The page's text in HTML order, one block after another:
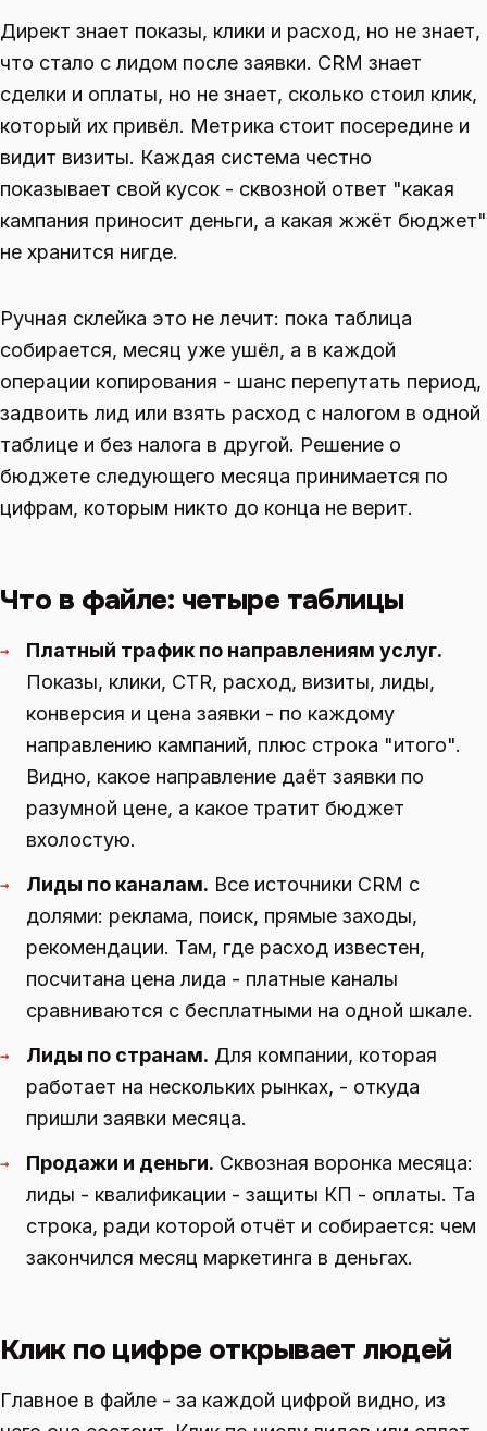
Директ знает показы, клики и расход, но не знает,
что стало с лидом после заявки. CRM знает
сделки и оплаты, но не знает, сколько стоил клик,
который их привёл. Метрика стоит посередине и
видит визиты. Каждая система честно
показывает свой кусок - сквозной ответ "какая
кампания приносит деньги, а какая жжёт бюджет"
не хранится нигде.
Ручная склейка это не лечит: пока таблица
собирается, месяц уже ушёл, а в каждой
операции копирования - шанс перепутать период,
задвоить лид или взять расход с налогом в одной
таблице и без налога в другой. Решение о
бюджете следующего месяца принимается по
цифрам, которым никто до конца не верит.
Что в файле: четыре таблицы
→
Платный трафик по направлениям услуг.
Показы, клики, CTR, расход, визиты, лиды,
конверсия и цена заявки - по каждому
направлению кампаний, плюс строка "итого".
Видно, какое направление даёт заявки по
разумной цене, а какое тратит бюджет
вхолостую.
→ Лиды по каналам. Все источники CRM с
долями: реклама, поиск, прямые заходы,
рекомендации. Там, где расход известен,
посчитана цена лида - платные каналы
сравниваются с бесплатными на одной шкале.
→ Лиды по странам. Для компании, которая
работает на нескольких рынках, - откуда
пришли заявки месяца.
→ Продажи и деньги. Сквозная воронка месяца:
лиды - квалификации - защиты КП - оплаты. Та
строка, ради которой отчёт и собирается: чем
закончился месяц маркетинга в деньгах.
Клик по цифре открывает людей
Главное в файле - за каждой цифрой видно, из